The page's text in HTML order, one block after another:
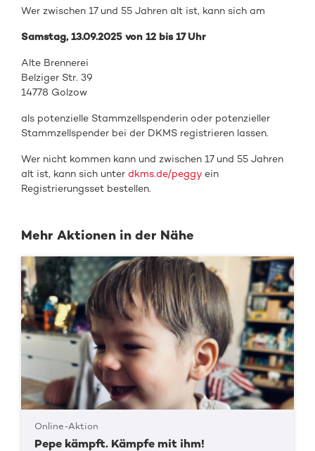
Wer zwischen 17 und 55 Jahren alt ist, kann sich am
Samstag, 13.09.2025von 12 bis 17 Uhr
Alte Brennerei
Belziger Str. 39
14778 Golzow
als potenzielle Stammzellspenderin oder potenzieller
Stammzellspender bei der DKMS registrieren lassen.
Wer nicht kommen kann und zwischen 17 und 55 Jahren
alt ist, kann sich unterdkms.de/peggy ein
Registrierungsset bestellen.
Mehr Aktionen in der Nähe
Online-Aktion
Pepe kämpft. Kämpfe mit ihm!